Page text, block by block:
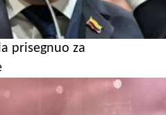
prisegnuo za